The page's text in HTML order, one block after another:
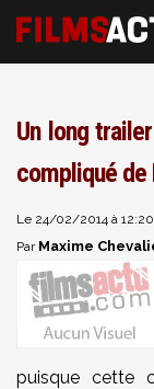
Un long
compliqué de
Le 24/02/2014 à 12:20
Par Maxime
puisque cette